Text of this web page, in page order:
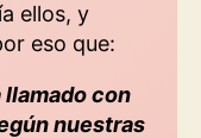
ellos, y
eso que:
llamado con
nuestras